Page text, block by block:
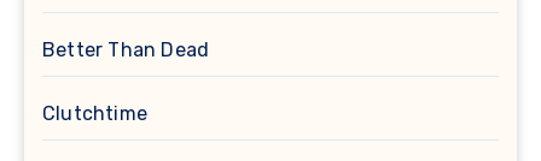
Better Than Dead
Clutchtime